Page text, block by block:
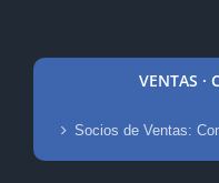
VENTAS ·
Socios de Ventas: